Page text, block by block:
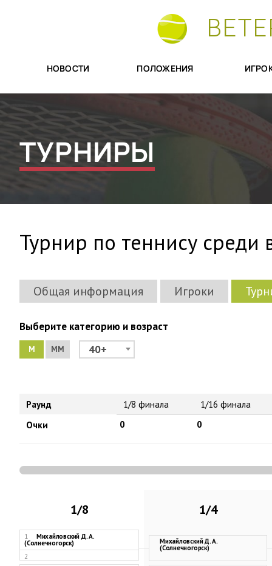
НОВОСТИ ПОЛОЖЕНИЯ
ТУРНИРЫ
Турнир по теннису среди
Общая информация Игроки
Выберите категорию и возраст
М ММ 40+
Раунд 1/8 финала
1/16 финала
Очки
0 0
1/8
1 Михайловский Д. А.
(Солнечногорск)
2
1/4
Михайловский Д. А.
(Солнечногорск)